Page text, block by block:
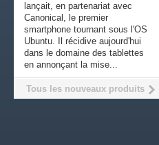
lançait, en partenariat avec
Canonical, le premier
smartphone tournant sous l'OS
Ubuntu. Il récidive aujourd'hui
dans le domaine des tablettes
en annonçant la mise...
Tous les nouveaux produits